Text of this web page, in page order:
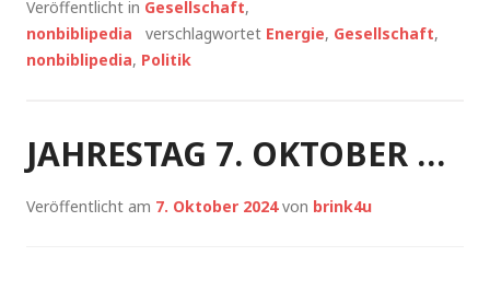
Veröffentlicht in Gesellschaft,
nonbiblipedia
verschlagwortet Energie, Gesellschaft,
nonbiblipedia, Politik
JAHRESTAG 7. OKTOBER …
Veröffentlicht am 7. Oktober 2024von brink4u